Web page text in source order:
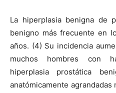
La hiperplasia benigna de
benigno más frecuente en
años. (4) Su incidencia
muchos hombres con
hiperplasia prostática
anatómicamente